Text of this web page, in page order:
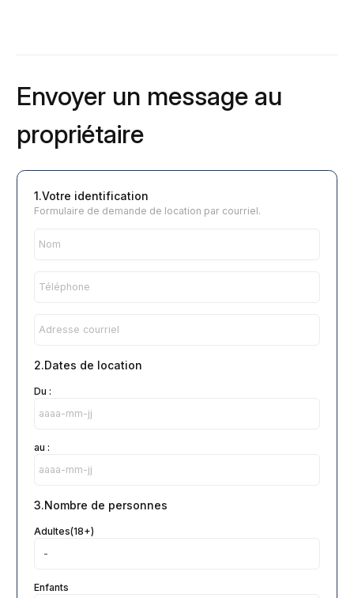
Envoyer un message au
propriétaire
Formulaire de demande de location par courriel.
1.Votre identification
2.Dates de location
Du :
au :
3.Nombre de personnes
Adultes(18+)
Enfants